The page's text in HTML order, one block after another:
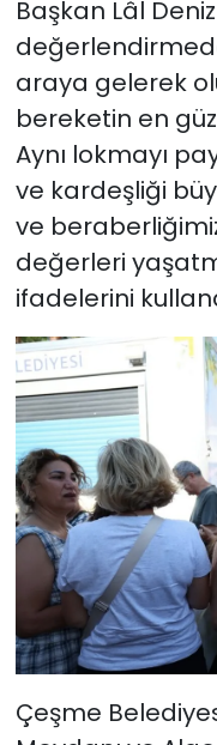
Başkan Lâl
araya gelerek
bereketin en
Aynı lokmayı
ve kardeşliği
ve
değerleri
ifadelerini
Çeşme